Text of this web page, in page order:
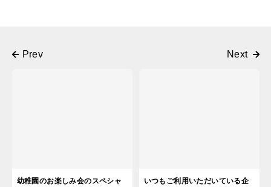
幼稚園のお楽しみ会のスペシャ いつもご利用いただいている企